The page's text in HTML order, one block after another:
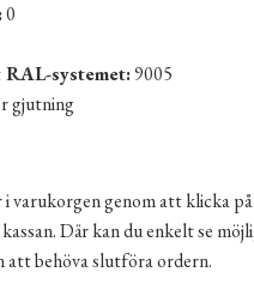
0
RAL-systemet:9005
gjutning
varukorgen genom att klicka
Där kan du enkelt se
behöva slutföra ordern.